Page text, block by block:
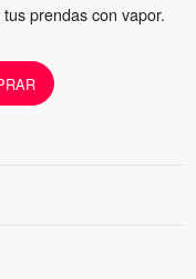
prendas con vapor.